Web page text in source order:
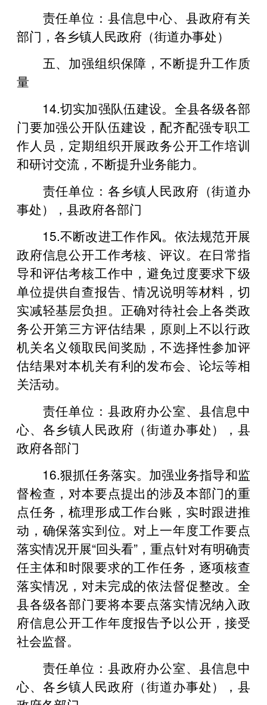
责任单位：县信息中心、县政府有关
部门，各乡镇人民政府（街道办事处）
五、加强组织保障，不断提升工作质
量
14.切实加强队伍建设。全县各级各部
门要加强公开队伍建设，配齐配强专职工
作人员，定期组织开展政务公开工作培训
和研讨交流，不断提升业务能力。
责任单位：各乡镇人民政府（街道办
事处），县政府各部门
15.不断改进工作作风。依法规范开展
政府信息公开工作考核、评议。在日常指
导和评估考核工作中，避免过度要求下级
单位提供自查报告、情况说明等材料，切
实减轻基层负担。正确对待社会上各类政
务公开第三方评估结果，原则上不以行政
机关名义领取民间奖励，不选择性参加评
估结果对本机关有利的发布会、论坛等相
关活动。
责任单位：县政府办公室、县信息中
心、各乡镇人民政府（街道办事处），县
政府各部门
16.狠抓任务落实。加强业务指导和监
督检查，对本要点提出的涉及本部门的重
点任务，梳理形成工作台账，实时跟进推
动，确保落实到位。对上一年度工作要点
落实情况开展“回头看”，重点针对有明确责
任主体和时限要求的工作任务，逐项核查
落实情况，对未完成的依法督促整改。全
县各级各部门要将本要点落实情况纳入政
府信息公开工作年度报告予以公开，接受
社会监督。
责任单位：县政府办公室、县信息中
心、各乡镇人民政府（街道办事处），县